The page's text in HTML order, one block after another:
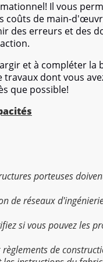
Il vous
coûts de main-
des erreurs et des
et à compléter la
travaux dont vous
que possible!
porteuses
de réseaux
si vous pouvez les
de